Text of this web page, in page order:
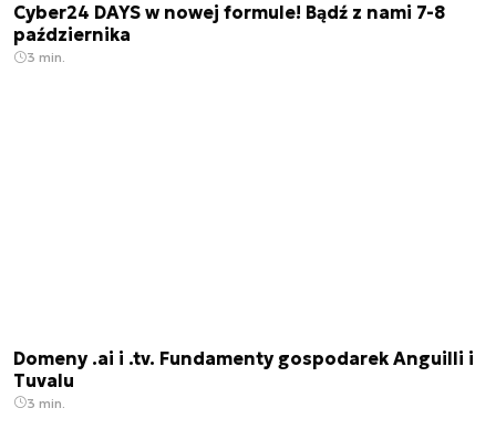
Cyber24 DAYS w nowej formule! Bądź z nami 7-8
października
3 min.
Domeny .ai i .tv. Fundamenty gospodarek Anguilli i
Tuvalu
3 min.